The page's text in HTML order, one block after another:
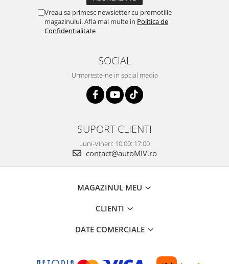
Vreau sa primesc newsletter cu promotiile
magazinului. Afla mai multe in Politica de
Confidentialitate
SOCIAL
Urmareste-ne in social media
SUPORT CLIENTI
Luni-Vineri: 10:00: 17:00
contact@autoMIV.ro
MAGAZINUL MEU
CLIENTI
DATE COMERCIALE